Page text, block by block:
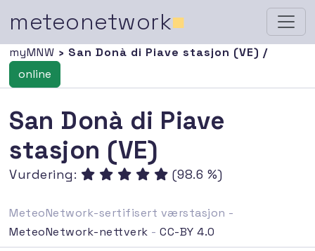
meteonetwork■
myMNW › San Donà di Piave stasjon (VE) /
online
San Donà di Piave
stasjon (VE)
Vurdering: (98.6 %)
MeteoNetwork-sertifisert værstasjon -
MeteoNetwork-nettverk -CC-BY 4.0